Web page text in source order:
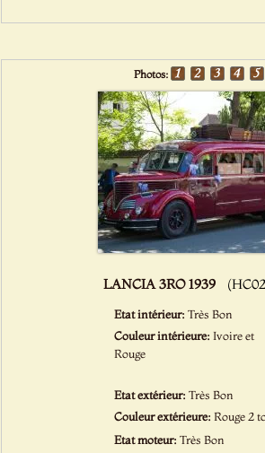
Photos:
LANCIA 3RO 1939
Etat intérieur:Très Bon
Couleur intérieure:Ivoire et
Rouge
Etat extérieur:Très Bon
Couleur extérieure:Rouge 2
Etat moteur:Très Bon